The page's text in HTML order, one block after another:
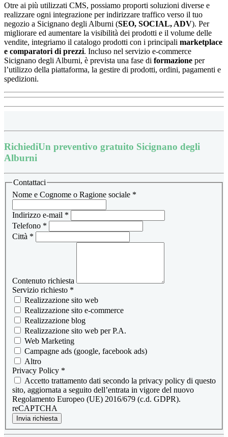
Otre ai più utilizzati CMS, possiamo proporti soluzioni diverse e
realizzare ogni integrazione per indirizzare traffico verso il tuo
negozio a Sicignano degli Alburni (SEO, SOCIAL, ADV). Per
migliorare ed aumentare la visibilità dei prodotti e il volume delle
vendite, integriamo il catalogo prodotti con i principali marketplace
e comparatori di prezzi. Incluso nel servizio e-commerce
Sicignano degli Alburni, è prevista una fase di formazione per
l’utilizzo della piattaforma, la gestire di prodotti, ordini, pagamenti e
spedizioni.
RichiediUn preventivo gratuito Sicignano degli
Alburni
Contattaci
Nome e Cognome o Ragione sociale *
Indirizzo e-mail *
Telefono *
Città *
Contenuto richiesta
Servizio richiesto *
Realizzazione sito web
Realizzazione sito e-commerce
Realizzazione blog
Realizzazione sito web per P.A.
Web Marketing
Campagne ads (google, facebook ads)
Altro
Privacy Policy *
Accetto trattamento dati secondo la privacy policy di questo
sito, aggiornata a seguito dell’entrata in vigore del nuovo
Regolamento Europeo (UE) 2016/679 (c.d. GDPR).
reCAPTCHA
Invia richiesta